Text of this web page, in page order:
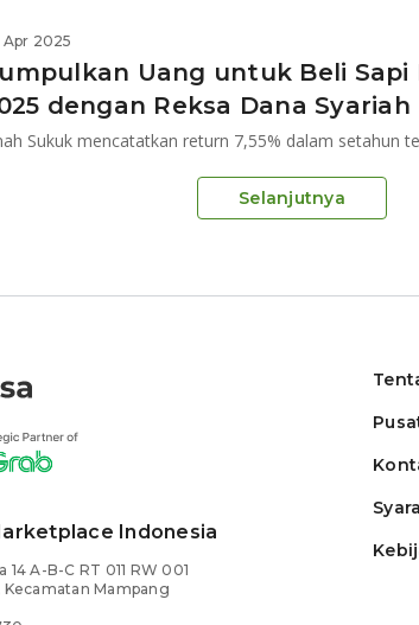
Uang untuk Beli Sapi
dengan Reksa Dana Syariah
Apr 2025
Selanjutnya
Indonesia
A-B-C RT 011 RW 001
Mampang